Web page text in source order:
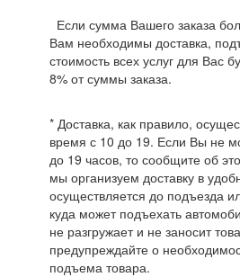
Если сумма Вашего заказа
Вам необходимы доставка,
стоимость всех услуг для Вас
8% от суммы заказа.
* Доставка, как правило,
время с 10 до 19. Если Вы не
до 19 часов, то сообщите об
мы организуем доставку в
осуществляется до подъезда
куда может подъехать
не разгружает и не заносит
предупреждайте о
подъема товара.